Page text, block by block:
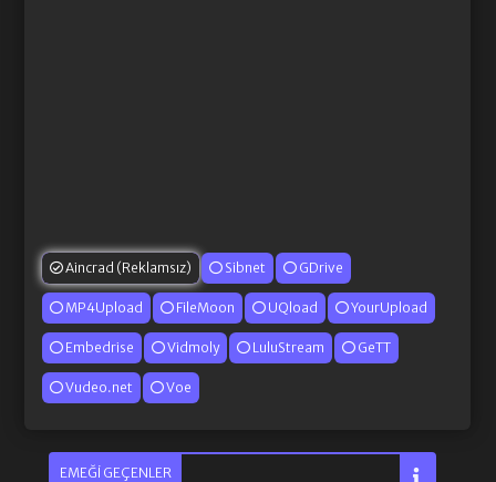
Aincrad (Reklamsız) Sibnet GDrive
MP4Upload FileMoon UQload YourUpload
Embedrise Vidmoly LuluStream GeTT
Vudeo.net Voe
EMEĞI GEÇENLER